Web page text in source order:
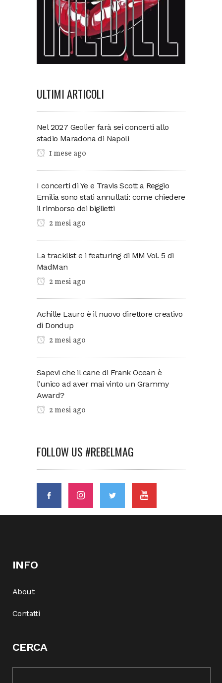
ULTIMI ARTICOLI
Nel 2027 Geolier farà sei concerti allo
stadio Maradona di Napoli
1 mese ago
I concerti di Ye e Travis Scott a Reggio
Emilia sono stati annullati: come chiedere
il rimborso dei biglietti
2 mesi ago
La tracklist e i featuring di MM Vol. 5 di
MadMan
2 mesi ago
Achille Lauro è il nuovo direttore creativo
di Dondup
2 mesi ago
Sapevi che il cane di Frank Ocean è
l’unico ad aver mai vinto un Grammy
Award?
2 mesi ago
FOLLOW US #REBELMAG
INFO
About
Contatti
CERCA